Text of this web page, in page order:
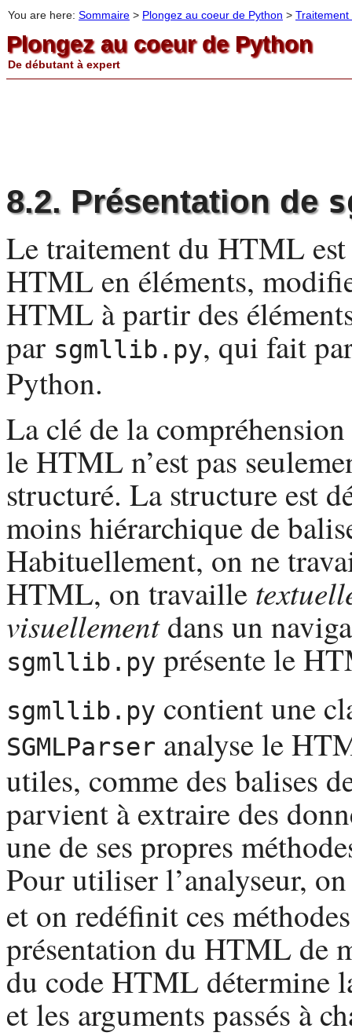
You are here: Sommaire > Plongez au coeur de Python >
Plongez au coeur de Python
De débutant à expert
8.2. Présentation de
Le traitement du HTML
HTML en éléments,
HTML à partir des
par sgmllib.py, qui fait
Python.
La clé de la
leHTMLn’est pas
structuré. La structure est
moins hiérarchique de
Habituellement, on ne
HTML, on travaille
visuellementdans un
sgmllib.py présente le
sgmllib.py contient une
SGMLParser analyse le
utiles, comme des balises
parvient à extraire des
une de ses propres
Pour utiliser l’analyseur,
et on redéfinit ces
présentation du HTML de
du codeHTML détermine
et les arguments passés à